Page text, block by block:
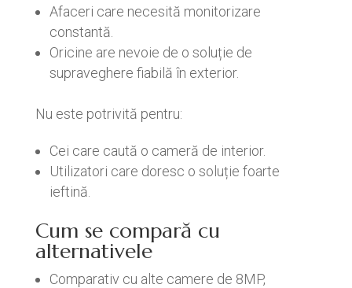
Afaceri care necesită monitorizare
constantă.
Oricine are nevoie de o soluție de
supraveghere fiabilă în exterior.
Nu este potrivită pentru:
Cei care caută o cameră de interior.
Utilizatori care doresc o soluție foarte
ieftină.
Cum se compară cu
alternativele
Comparativ cu alte camere de 8MP,